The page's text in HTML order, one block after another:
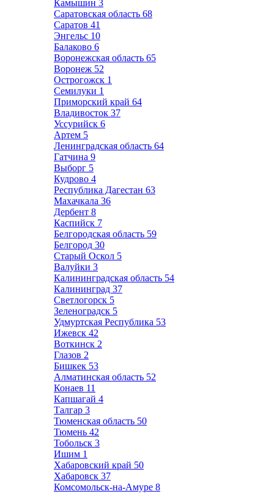
Камышин 3
Саратовская область 68
Саратов 41
Энгельс 10
Балаково 6
Воронежская область 65
Воронеж 52
Острогожск 1
Семилуки 1
Приморский край 64
Владивосток 37
Уссурийск 6
Артем 5
Ленинградская область 64
Гатчина 9
Выборг 5
Кудрово 4
Республика Дагестан 63
Махачкала 36
Дербент 8
Каспийск 7
Белгородская область 59
Белгород 30
Старый Оскол 5
Валуйки 3
Калининградская область 54
Калининград 37
Светлогорск 5
Зеленоградск 5
Удмуртская Республика 53
Ижевск 42
Воткинск 2
Глазов 2
Бишкек 53
Алматинская область 52
Конаев 11
Капшагай 4
Талгар 3
Тюменская область 50
Тюмень 42
Тобольск 3
Ишим 1
Хабаровский край 50
Хабаровск 37
Комсомольск-на-Амуре 8